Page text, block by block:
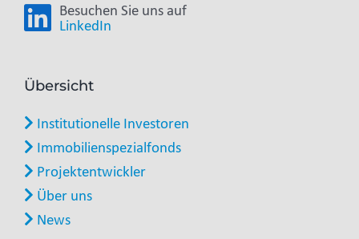
Übersicht
Institutionelle Investoren
Immobilienspezialfonds
Projektentwickler
Über uns
News
Besuchen Sie uns auf
LinkedIn